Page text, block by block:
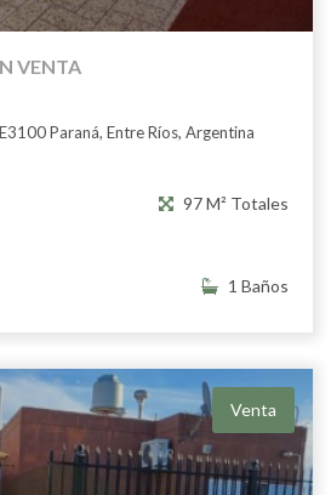
VENTA
Paraná, Entre Ríos, Argentina
97 M² Totales
1 Baños
Venta